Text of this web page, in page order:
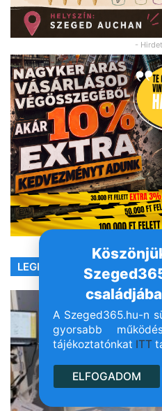
A Szeged365.hu-n
gyorsabb
tájékoztatónkat ITT
ELFOGADOM
-
LEGFRISSEBB